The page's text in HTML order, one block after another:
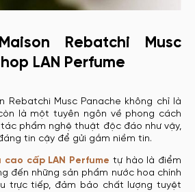
Rebatchi Musc
LAN Perfume
Rebatchi Musc Panache không chỉ là
là một tuyên ngôn về phong cách
phẩm nghệ thuật độc đáo như vậy,
tin cậy để gửi gắm niềm tin.
cấp LAN Perfume tự hào là điểm
đến những sản phẩm nước hoa chính
trực tiếp, đảm bảo chất lượng tuyệt